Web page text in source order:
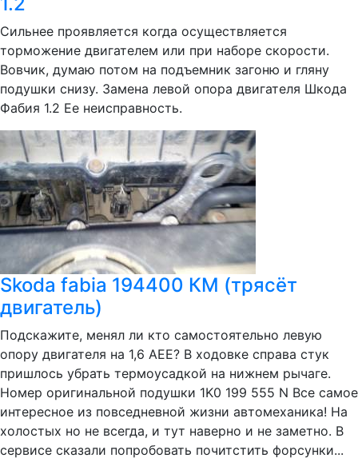
Сильнее проявляется когда осуществляется
торможение двигателем или при наборе скорости.
Вовчик, думаю потом на подъемник загоню и гляну
подушки снизу. Замена левой опора двигателя Шкода
Фабия 1.2 Ее неисправность.
Skoda fabia 194400 КМ (трясёт
двигатель)
Подскажите, менял ли кто самостоятельно левую
опору двигателя на 1,6 АЕЕ? В ходовке справа стук
пришлось убрать термоусадкой на нижнем рычаге.
Номер оригинальной подушки 1K0 199 555 N Все самое
интересное из повседневной жизни автомеханика! На
холостых но не всегда, и тут наверно и не заметно. В
сервисе сказали попробовать почитстить форсунки...